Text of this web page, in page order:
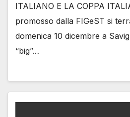
ITALIANO E LA COPPA
promosso dalla FIGeST si
domenica 10 dicembre a
“big”…